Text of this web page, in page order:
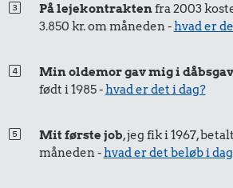
På lejekontraktenfra 2003
3.850 kr. om måneden -hvad er
Min oldemor gav mig i
født i 1985 -hvad er det i dag?
Mit første job, jeg fik i 1967,
måneden -hvad er det beløb i